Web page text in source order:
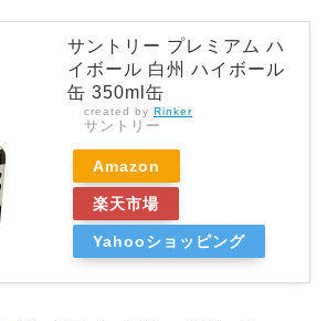
サントリー プレミアム ハ
イボール 白州 ハイボール
缶 350ml缶
created by Rinker
サントリー
Amazon
楽天市場
Yahooショッピング